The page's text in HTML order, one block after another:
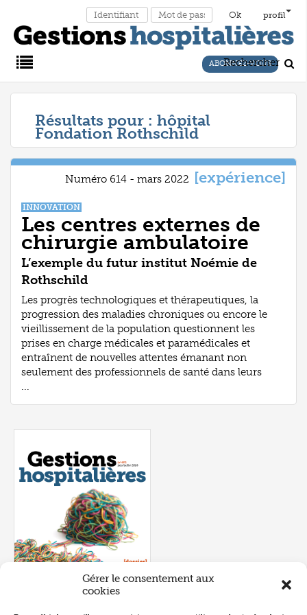
Gérer le consentement aux
cookies
profil
Main
Menu
ABONNEZ-VOUS
Rechercher
Résultats pour : hôpital
Fondation Rothschild
Numéro 614 - mars 2022 [expérience]
INNOVATION
Les centres externes de
chirurgie ambulatoire
L’exemple du futur institut Noémie de
Rothschild
Les progrès technologiques et thérapeutiques, la
progression des maladies chroniques ou encore le
vieillissement de la population questionnent les
prises en charge médicales et paramédicales et
entraînent de nouvelles attentes émanant non
seulement des professionnels de santé dans leurs
...